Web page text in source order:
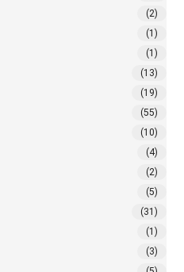
(2)
(1)
(1)
(13)
(19)
(55)
(10)
(4)
(2)
(5)
(31)
(1)
(3)